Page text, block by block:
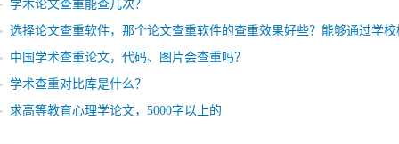
学术论文查重能查几次？
选择论文查重软件，那个论文查重软件的查重效果好些？能够通过学
中国学术查重论文，代码、图片会查重吗？
学术查重对比库是什么？
求高等教育心理学论文，5000字以上的